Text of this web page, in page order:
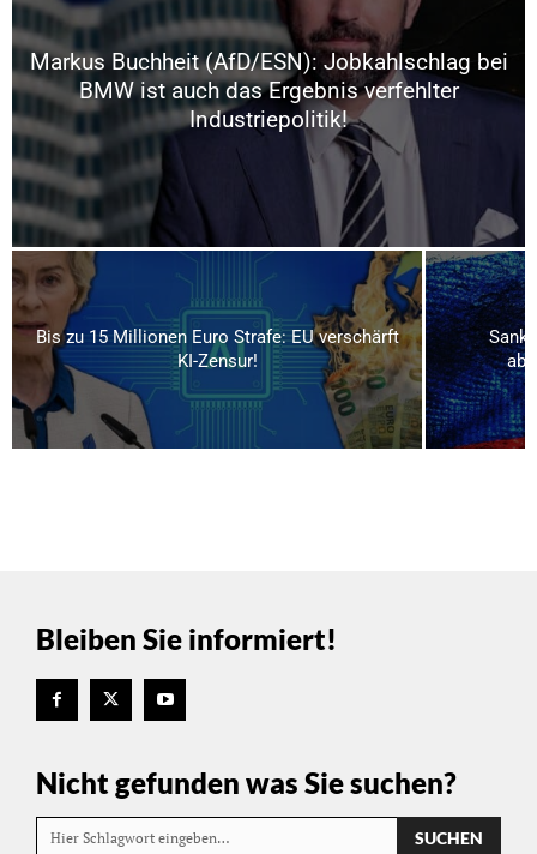
Markus Buchheit (AfD/ESN): Jobkahlschlag bei
BMW ist auch das Ergebnis verfehlter
Industriepolitik!
Bis zu 15 Millionen Euro Strafe: EU verschärft
KI-Zensur!
Bleiben Sie informiert!
Nicht gefunden was Sie suchen?
Hier Schlagwort eingeben… SUCHEN